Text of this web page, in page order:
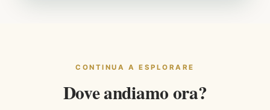
CONTINUA A ESPLORARE
Dove andiamo ora?